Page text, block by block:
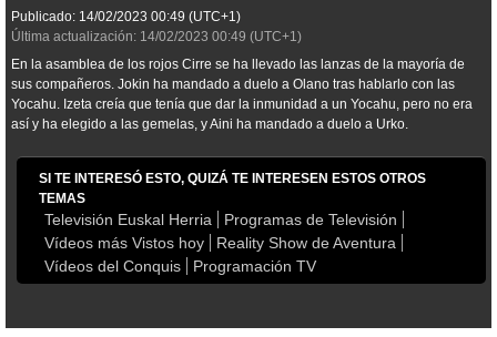
Publicado: 14/02/2023 00:49 (UTC+1)
Última actualización: 14/02/2023 00:49 (UTC+1)
En la asamblea de los rojos Cirre se ha llevado las lanzas de la mayoría de
sus compañeros. Jokin ha mandado a duelo a Olano tras hablarlo con las
Yocahu. Izeta creía que tenía que dar la inmunidad a un Yocahu, pero no era
así y ha elegido a las gemelas, y Aini ha mandado a duelo a Urko.
SI TE INTERESÓ ESTO, QUIZÁ TE INTERESEN ESTOS OTROS
TEMAS
Televisión Euskal Herria
Programas de Televisión
Vídeos más Vistos hoy
Reality Show de Aventura
Vídeos del Conquis
Programación TV